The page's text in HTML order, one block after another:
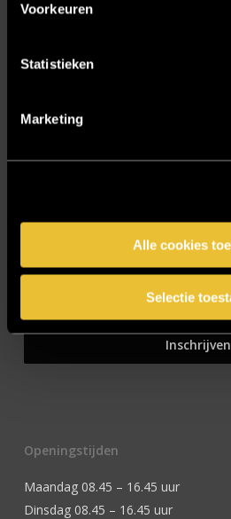
Voorkeuren
Statistieken
Marketing
Alle cookies
Selectie
Openingstijden
Maandag 08.45 – 16.45 uur
Dinsdag 08.45 – 16.45 uur